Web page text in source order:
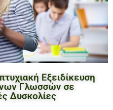
Εξειδίκευση
Γλωσσών σε
Δυσκολίες